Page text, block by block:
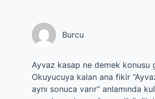
Burcu
Ayvaz kasap ne demek konusu
Okuyucuya kalan ana fikir
aynı sonuca varır” anlamında